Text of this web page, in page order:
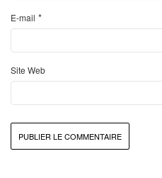
E-mail *
Site Web